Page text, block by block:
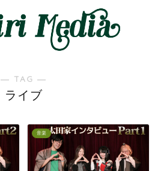
― TAG ―
ライブ
音楽